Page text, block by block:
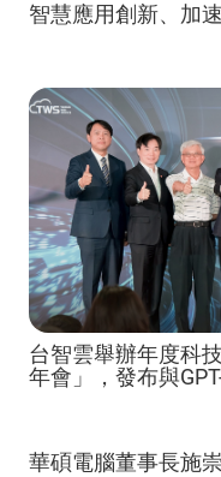
智慧應用創新、加
台智雲舉辦年度科
年會」，發布與
華碩電腦董事長施